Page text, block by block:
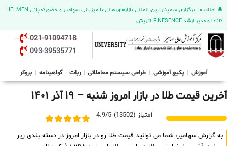
🔔 اطلاعیه : برگزاری سمینار بین المللی بازارهای مالی با میزبانی سهامیر و حضورکمپانی HELMEN
کانادا و مدیر ارشد FINESENCE اتریش
021-91094718
093-39535771
آموزش پکیج آموزشی طراحی سیستم معاملاتی ربات گواهینامه بروکر
آخرین قیمت طلا در بازار امروز شنبه – ۱۹ آذر ۱۴۰۱
امتیاز (13502) 4.9/5
به گزارش سهامیر، شما می توانید قیمت طلا رو در بازار امروز در دسته بندی زیر